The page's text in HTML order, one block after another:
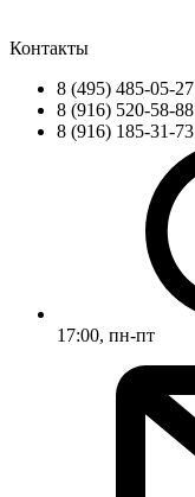
Контакты
8 (495) 485-05-27
8 (916) 520-58-88
8 (916) 185-31-73
17:00, пн-пт